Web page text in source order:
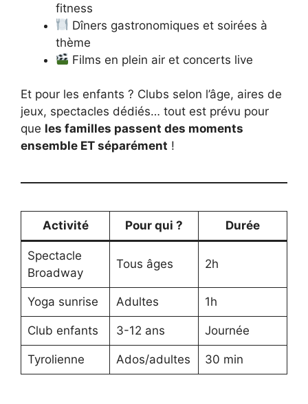
fitness
Dîners gastronomiques et soirées à
thème
Films en plein air et concerts live
Et pour les enfants ? Clubs selon l’âge, aires de
jeux, spectacles dédiés… tout est prévu pour
que les familles passent des moments
ensemble ET séparément !
Activité Pour qui ? Durée
Spectacle
Broadway
Tous âges 2h
Yoga sunrise Adultes 1h
Club enfants 3-12 ans Journée
Tyrolienne Ados/adultes 30 min